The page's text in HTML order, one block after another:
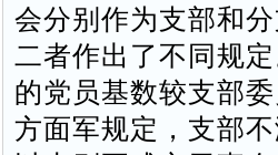
会分别作为支部和
二者作出了不同规
的党员基数较支部
方面军规定，支部